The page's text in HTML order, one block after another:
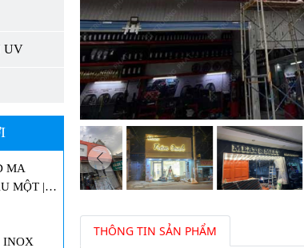
UV
CÁO |
MA
MỘT |
INOX
THÔNG TIN SẢN PHẨM